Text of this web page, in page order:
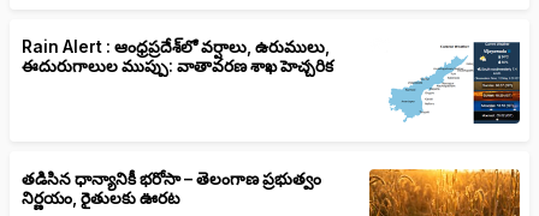
Rain Alert : ఆంధ్రప్రదేశ్‌లో వర్షాలు, ఉరుములు,
ఈదురుగాలుల ముప్పు: వాతావరణ శాఖ హెచ్చరిక
తడిసిన ధాన్యానికీ భరోసా – తెలంగాణ ప్రభుత్వం
నిర్ణయం, రైతులకు ఊరట